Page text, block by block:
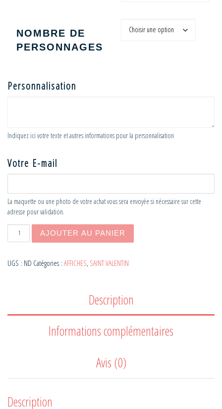
NOMBRE DE
PERSONNAGES
Personnalisation
Indiquez ici votre texte et autres informations pour la personnalisation
Votre E-mail
La maquette ou une photo de votre achat vous sera envoyée si nécessaire sur cette
adresse pour validation.
quantité de Affiche famille AVOCATS personnalisable
AJOUTER AU PANIER
UGS : ND Catégories : AFFICHES, SAINT VALENTIN
Description
Informations complémentaires
Avis (0)
Description